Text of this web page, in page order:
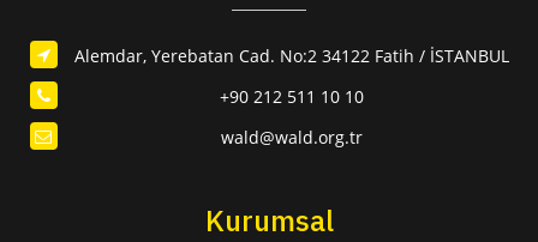
Alemdar, Yerebatan Cad. No:2 34122 Fatih / İSTANBUL
+90 212 511 10 10
wald@wald.org.tr
Kurumsal